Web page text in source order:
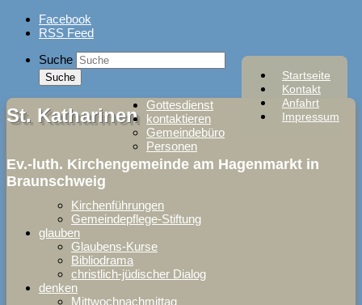
Skip
Facebook
RSS Feed
Startseite
Kontakt
Anfahrt
Impressum
Suche
St. Katharinen
Ev.-luth. Kirchengemeinde am Hagenmarkt in
Braunschweig
Gottesdienst
kontaktieren
Gemeindebüro
Personen
Kirchenführungen
Gemeindepflege-Stiftung
glauben
Glaubens-Kurse
Bibliodrama
christlich-jüdischer Dialog
denken
Mittwochnachmittag